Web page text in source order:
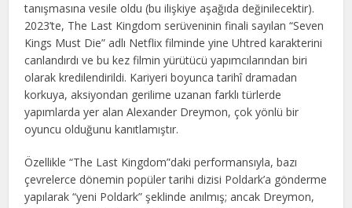
tanışmasına vesile oldu (bu ilişkiye aşağıda değinilecektir).
2023’te, The Last Kingdom serüveninin finali sayılan “Seven
Kings Must Die” adlı Netflix filminde yine Uhtred karakterini
canlandırdı ve bu kez filmin yürütücü yapımcılarından biri
olarak kredilendirildi. Kariyeri boyunca tarihî dramadan
korkuya, aksiyondan gerilime uzanan farklı türlerde
yapımlarda yer alan Alexander Dreymon, çok yönlü bir
oyuncu olduğunu kanıtlamıştır.
Özellikle “The Last Kingdom”daki performansıyla, bazı
çevrelerce dönemin popüler tarihi dizisi Poldark’a gönderme
yapılarak “yeni Poldark” şeklinde anılmış; ancak Dreymon,